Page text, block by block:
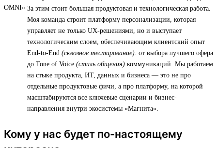
За этим стоит большая продуктовая и технологическая работа.
Моя команда строит платформу персонализации, которая
управляет не только UX-решениями, но и выступает
технологическим слоем, обеспечивающим клиентский опыт
End-to-End (сквозное тестирование): от выбора лучшего офера
до Tone of Voice (стиль общения) коммуникаций. Мы работаем
на стыке продукта, ИТ, данных и бизнеса — это не про
отдельные продуктовые фичи, а про платформу, на которой
масштабируются все ключевые сценарии и бизнес-
направления внутри экосистемы «Магнита».
Кому у нас будет по-настоящему